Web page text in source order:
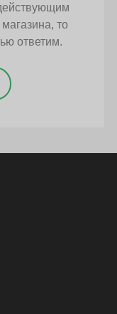
то
ответим.